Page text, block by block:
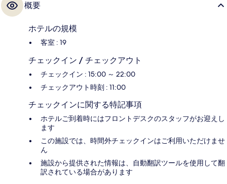
概要
ホテルの規模
客室 : 19
チェックイン / チェックアウト
チェックイン : 15:00 ～ 22:00
チェックアウト時刻 : 11:00
チェックインに関する特記事項
ホテルご到着時にはフロントデスクのスタッフがお迎えし
ます
この施設では、時間外チェックインはご利用いただけませ
ん
施設から提供された情報は、自動翻訳ツールを使用して翻
訳されている場合があります